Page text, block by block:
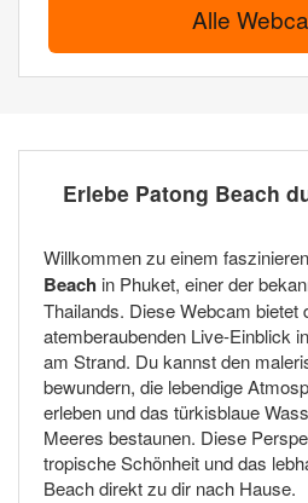
Alle
Erlebe Patong Beach
Willkommen zu einem
Beach in Phuket, einer der
Thailands. Diese Webcam bietet
atemberaubenden Live-Einblick
am Strand. Du kannst den
bewundern, die lebendige
erleben und das türkisblaue
Meeres bestaunen. Diese
tropische Schönheit und das
Beach direkt zu dir nach Hause.